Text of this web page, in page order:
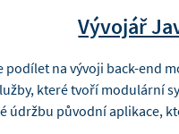
Vývojář
podílet na vývoji back-end
které tvoří modulární
údržbu původní aplikace,